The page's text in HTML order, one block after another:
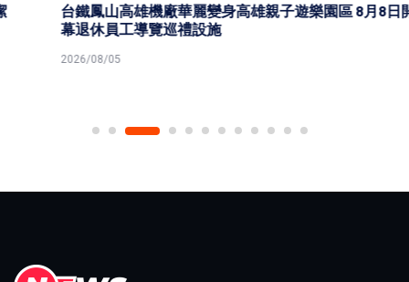
台鐵鳳山高雄機廠華麗變身高雄親子遊樂園區 8月8日開
幕退休員工導覽巡禮設施
2026/08/05